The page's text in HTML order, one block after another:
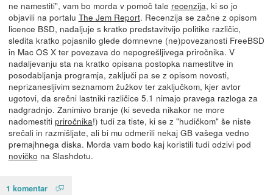
ne namestiti", vam bo morda v pomoč tale recenzija, ki so jo
objavili na portalu The Jem Report. Recenzija se začne z opisom
licence BSD, nadaljuje s kratko predstavitvijo politike različic,
sledita kratko pojasnilo glede domnevne (ne)povezanosti FreeBSD
in Mac OS X ter povezava do nepogrešljivega priročnika. V
nadaljevanju sta na kratko opisana postopka namestitve in
posodabljanja programja, zaključi pa se z opisom novosti,
neprizanesljivim seznamom žužkov ter zaključkom, kjer avtor
ugotovi, da srečni lastniki različice 5.1 nimajo pravega razloga za
nadgradnjo. Zanimivo branje (ki seveda nikakor ne more
nadomestiti priročnika!) tudi za tiste, ki se z "hudičkom" še niste
srečali in razmišljate, ali bi mu odmerili nekaj GB vašega vedno
premajhnega diska. Morda vam bodo kaj koristili tudi odzivi pod
novičko na Slashdotu.
1 komentar